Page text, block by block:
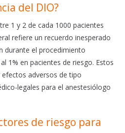
del DIO?
1 y 2 de cada 1000 pacientes
refiere un recuerdo inesperado
durante el procedimiento
1% en pacientes de riesgo. Estos
adversos de tipo
legales para el anestesiólogo
de riesgo para